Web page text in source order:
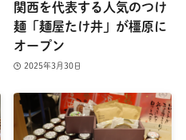
関西を代表する人気のつけ
麺「麺屋たけ井」が橿原に
オープン
2025年3月30日